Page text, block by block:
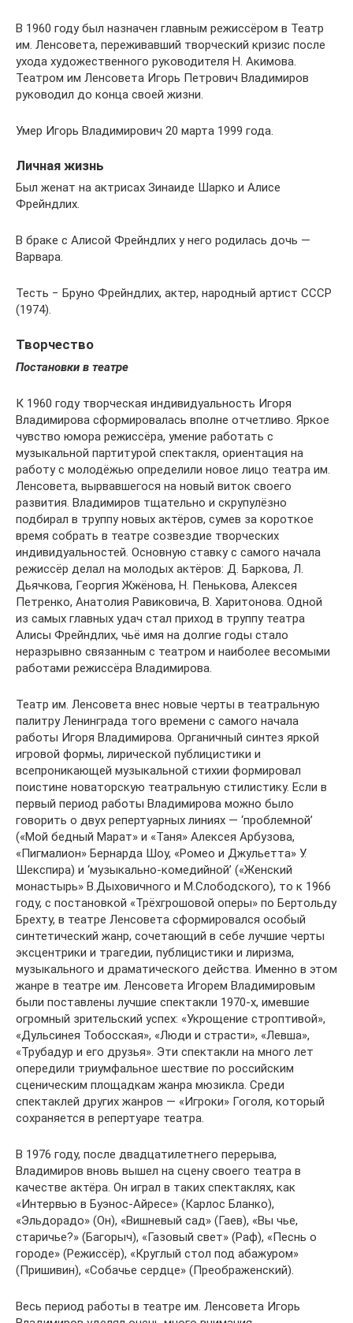
В 1960 году был назначен главным режиссёром в Театр
им. Ленсовета, переживавший творческий кризис после
ухода художественного руководителя Н. Акимова.
Театром им Ленсовета Игорь Петрович Владимиров
руководил до конца своей жизни.
Умер Игорь Владимирович 20 марта 1999 года.
Личная жизнь
Был женат на актрисах Зинаиде Шарко и Алисе
Фрейндлих.
В браке с Алисой Фрейндлих у него родилась дочь —
Варвара.
Тесть − Бруно Фрейндлих, актер, народный артист СССР
(1974).
Творчество
Постановки в театре
К 1960 году творческая индивидуальность Игоря
Владимирова сформировалась вполне отчетливо. Яркое
чувство юмора режиссёра, умение работать с
музыкальной партитурой спектакля, ориентация на
работу с молодёжью определили новое лицо театра им.
Ленсовета, вырвавшегося на новый виток своего
развития. Владимиров тщательно и скрупулёзно
подбирал в труппу новых актёров, сумев за короткое
время собрать в театре созвездие творческих
индивидуальностей. Основную ставку с самого начала
режиссёр делал на молодых актёров: Д. Баркова, Л.
Дьячкова, Георгия Жжёнова, Н. Пенькова, Алексея
Петренко, Анатолия Равиковича, В. Харитонова. Одной
из самых главных удач стал приход в труппу театра
Алисы Фрейндлих, чьё имя на долгие годы стало
неразрывно связанным с театром и наиболее весомыми
работами режиссёра Владимирова.
Театр им. Ленсовета внес новые черты в театральную
палитру Ленинграда того времени с самого начала
работы Игоря Владимирова. Органичный синтез яркой
игровой формы, лирической публицистики и
всепроникающей музыкальной стихии формировал
поистине новаторскую театральную стилистику. Если в
первый период работы Владимирова можно было
говорить о двух репертуарных линиях — ‘проблемной’
(«Мой бедный Марат» и «Таня» Алексея Арбузова,
«Пигмалион» Бернарда Шоу, «Ромео и Джульетта» У.
Шекспира) и ‘музыкально-комедийной’ («Женский
монастырь» В.Дыховичного и М.Слободского), то к 1966
году, с постановкой «Трёхгрошовой оперы» по Бертольду
Брехту, в театре Ленсовета сформировался особый
синтетический жанр, сочетающий в себе лучшие черты
эксцентрики и трагедии, публицистики и лиризма,
музыкального и драматического действа. Именно в этом
жанре в театре им. Ленсовета Игорем Владимировым
были поставлены лучшие спектакли 1970-х, имевшие
огромный зрительский успех: «Укрощение строптивой»,
«Дульсинея Тобосская», «Люди и страсти», «Левша»,
«Трубадур и его друзья». Эти спектакли на много лет
опередили триумфальное шествие по российским
сценическим площадкам жанра мюзикла. Среди
спектаклей других жанров — «Игроки» Гоголя, который
сохраняется в репертуаре театра.
В 1976 году, после двадцатилетнего перерыва,
Владимиров вновь вышел на сцену своего театра в
качестве актёра. Он играл в таких спектаклях, как
«Интервью в Буэнос-Айресе» (Карлос Бланко),
«Эльдорадо» (Он), «Вишневый сад» (Гаев), «Вы чье,
старичье?» (Багорыч), «Газовый свет» (Раф), «Песнь о
городе» (Режиссёр), «Круглый стол под абажуром»
(Пришивин), «Собачье сердце» (Преображенский).
Весь период работы в театре им. Ленсовета Игорь